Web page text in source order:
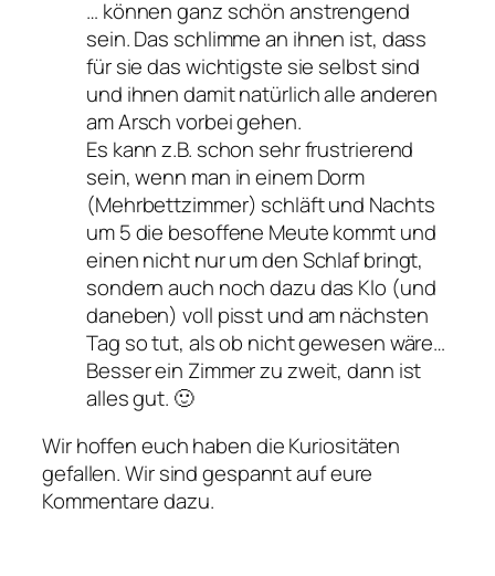
… können ganz schön anstrengend
sein. Das schlimme an ihnen ist, dass
für sie das wichtigste sie selbst sind
und ihnen damit natürlich alle anderen
am Arsch vorbei gehen.
Es kann z.B. schon sehr frustrierend
sein, wenn man in einem Dorm
(Mehrbettzimmer) schläft und Nachts
um 5 die besoffene Meute kommt und
einen nicht nur um den Schlaf bringt,
sondern auch noch dazu das Klo (und
daneben) voll pisst und am nächsten
Tag so tut, als ob nicht gewesen wäre…
Besser ein Zimmer zu zweit, dann ist
alles gut. 🙂
Wir hoffen euch haben die Kuriositäten
gefallen. Wir sind gespannt auf eure
Kommentare dazu.